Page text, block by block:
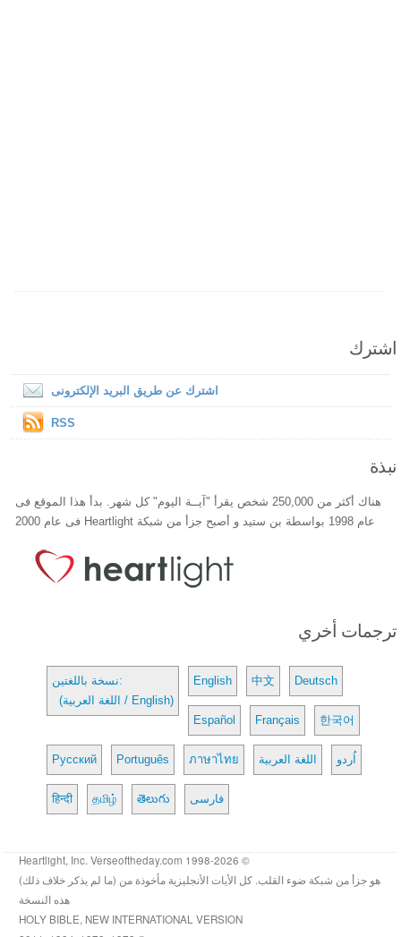
اشترك
اشترك عن طريق البريد الإلكترونى
RSS
نبذة
هناك أكثر من 250,000 شخص يقرأ "آيــة اليوم" كل شهر. بدأ هذا الموقع فى
عام 1998 بواسطة بن ستيد و أصبح جزأ من شبكة Heartlight فى عام 2000
ترجمات أخري
نسخة باللغتين:
(اللغة العربية / English)
English 中文 Deutsch
Español Français 한국어
Русский Português ภาษาไทย اللغة العربية اُردو
हिन्दी தமிழ் తెలుగు فارسی
© 1998-2026 Heartlight, Inc. Verseoftheday.com
هو جزأ من شبكة ضوء القلب. كل الأيات الأنجليزية مأخوذة من (ما لم يذكر خلاف ذلك)
هذه النسخة
HOLY BIBLE, NEW INTERNATIONAL VERSION